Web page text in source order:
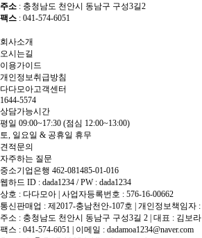
주소 : 충청남도 천안시 동남구 구성3길2
팩스 : 041-574-6051
회사소개
오시는길
이용가이드
개인정보취급방침
다다모아고객센터
1644-5574
상담가능시간
평일 09:00~17:30 (점심 12:00~13:00)
토, 일요일 & 공휴일 휴무
견적문의
자주하는 질문
중소기업은행 462-081485-01-016
웹하드 ID : dada1234 / PW : dada1234
상호 : 다다모아 | 사업자등록번호 : 576-16-00662
통신판매업 : 제2017-충남천안-107호 | 개인정보책임자
주소 : 충청남도 천안시 동남구 구성3길 2 | 대표 : 김보라
팩스 : 041-574-6051 | 이메일 : dadamoa1234@naver.com